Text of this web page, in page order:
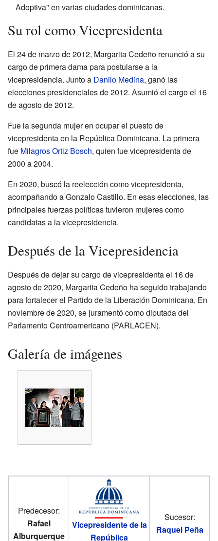
Adoptiva" en varias ciudades dominicanas.
Su rol como Vicepresidenta
El 24 de marzo de 2012, Margarita Cedeño renunció a su
cargo de primera dama para postularse a la
vicepresidencia. Junto a Danilo Medina, ganó las
elecciones presidenciales de 2012. Asumió el cargo el 16
de agosto de 2012.
Fue la segunda mujer en ocupar el puesto de
vicepresidenta en la República Dominicana. La primera
fue Milagros Ortiz Bosch, quien fue vicepresidenta de
2000 a 2004.
En 2020, buscó la reelección como vicepresidenta,
acompañando a Gonzalo Castillo. En esas elecciones, las
principales fuerzas políticas tuvieron mujeres como
candidatas a la vicepresidencia.
Después de la Vicepresidencia
Después de dejar su cargo de vicepresidenta el 16 de
agosto de 2020, Margarita Cedeño ha seguido trabajando
para fortalecer el Partido de la Liberación Dominicana. En
noviembre de 2020, se juramentó como diputada del
Parlamento Centroamericano (PARLACEN).
Galería de imágenes
Predecesor:
Rafael
Alburquerque
Vicepresidente de la
República
Sucesor:
Raquel Peña